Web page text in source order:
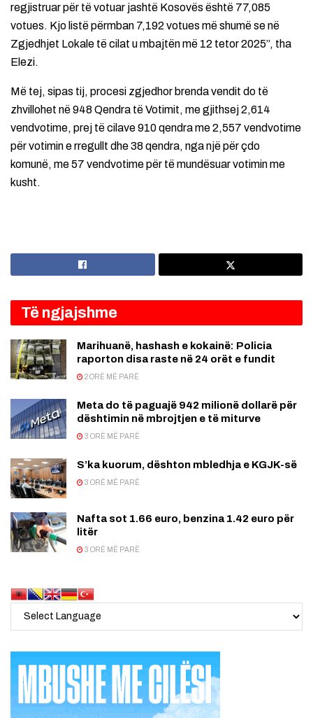
regjistruar për të votuar jashtë Kosovës është 77,085
votues. Kjo listë përmban 7,192 votues më shumë se në
Zgjedhjet Lokale të cilat u mbajtën më 12 tetor 2025”, tha
Elezi.
Më tej, sipas tij, procesi zgjedhor brenda vendit do të
zhvillohet në 948 Qendra të Votimit, me gjithsej 2,614
vendvotime, prej të cilave 910 qendra me 2,557 vendvotime
për votimin e rregullt dhe 38 qendra, nga një për çdo
komunë, me 57 vendvotime për të mundësuar votimin me
kusht.
Të ngjajshme
Marihuanë, hashash e kokainë: Policia
raporton disa raste në 24 orët e fundit
2 ORË MË PARË
Meta do të paguajë 942 milionë dollarë për
dështimin në mbrojtjen e të miturve
3 ORË MË PARË
S’ka kuorum, dështon mbledhja e KGJK-së
3 ORË MË PARË
Nafta sot 1.66 euro, benzina 1.42 euro për
litër
3 ORË MË PARË